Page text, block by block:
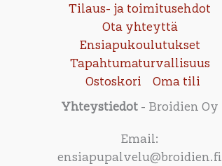
Tilaus- ja toimitusehdot
Ota yhteyttä
Ensiapukoulutukset
Tapahtumaturvallisuus
Ostoskori
Oma tili
Yhteystiedot - Broidien Oy
Email:
ensiapupalvelu@broidien.fi